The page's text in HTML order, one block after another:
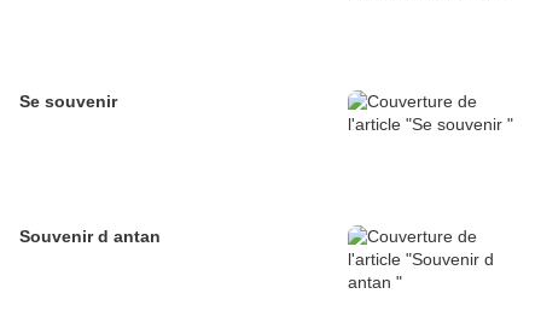
Se souvenir
Souvenir d antan